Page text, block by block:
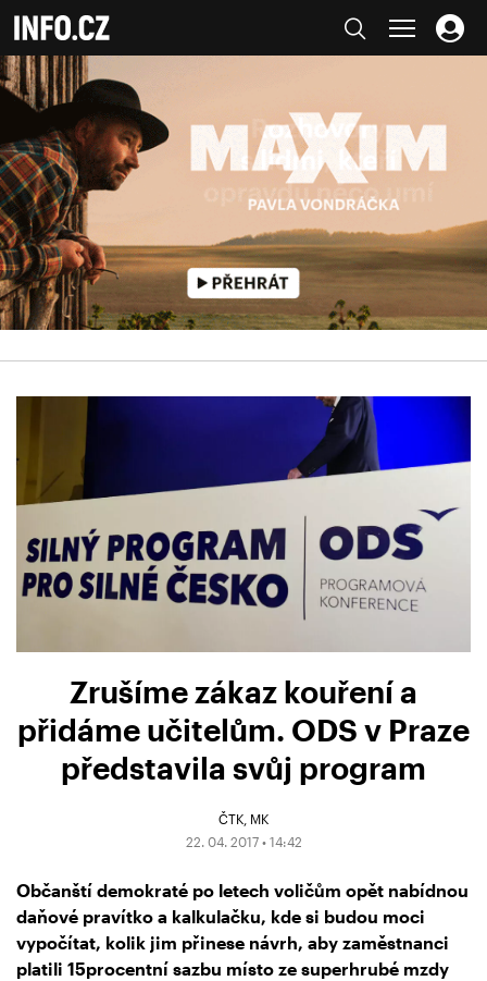
Zrušíme zákaz kouření a
přidáme učitelům. ODS v Praze
představila svůj program
ČTK MK
22. 04. 2017 • 14:42
Občanští demokraté po letech voličům opět nabídnou
daňové pravítko a kalkulačku, kde si budou moci
vypočítat, kolik jim přinese návrh, aby zaměstnanci
platili 15procentní sazbu místo ze superhrubé mzdy